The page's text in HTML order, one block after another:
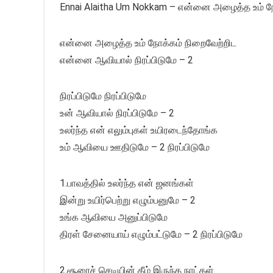
Ennai Alaitha Um Nokkam – என்னை அழைத்த உம்
என்னை அழைத்த உம் நோக்கம் நிறைவேற்றிட
என்னை ஆவியால் நிரப்பிடுமே – 2
நிரப்பிடுமே நிரப்பிடுமே
உன் ஆவியால் நிரப்பிடுமே – 2
உலர்ந்த என் எலும்புகள் உயிரடைந்தோங்க
உம் ஆவியை ஊதிடுமே – 2 நிரப்பிடுமே
1.பாவத்தில் உலர்ந்த என் ஜனங்கள்
இன்று உயிர்பெற்று எழும்பனுமே – 2
உங்க ஆவியை அனுப்பிடுமே
திரள் சேனையாய் எழும்பட்டுமே – 2 நிரப்பிடுமே
2.சூரைச் செடியின் கீழ் இருந்த நாட்கள்